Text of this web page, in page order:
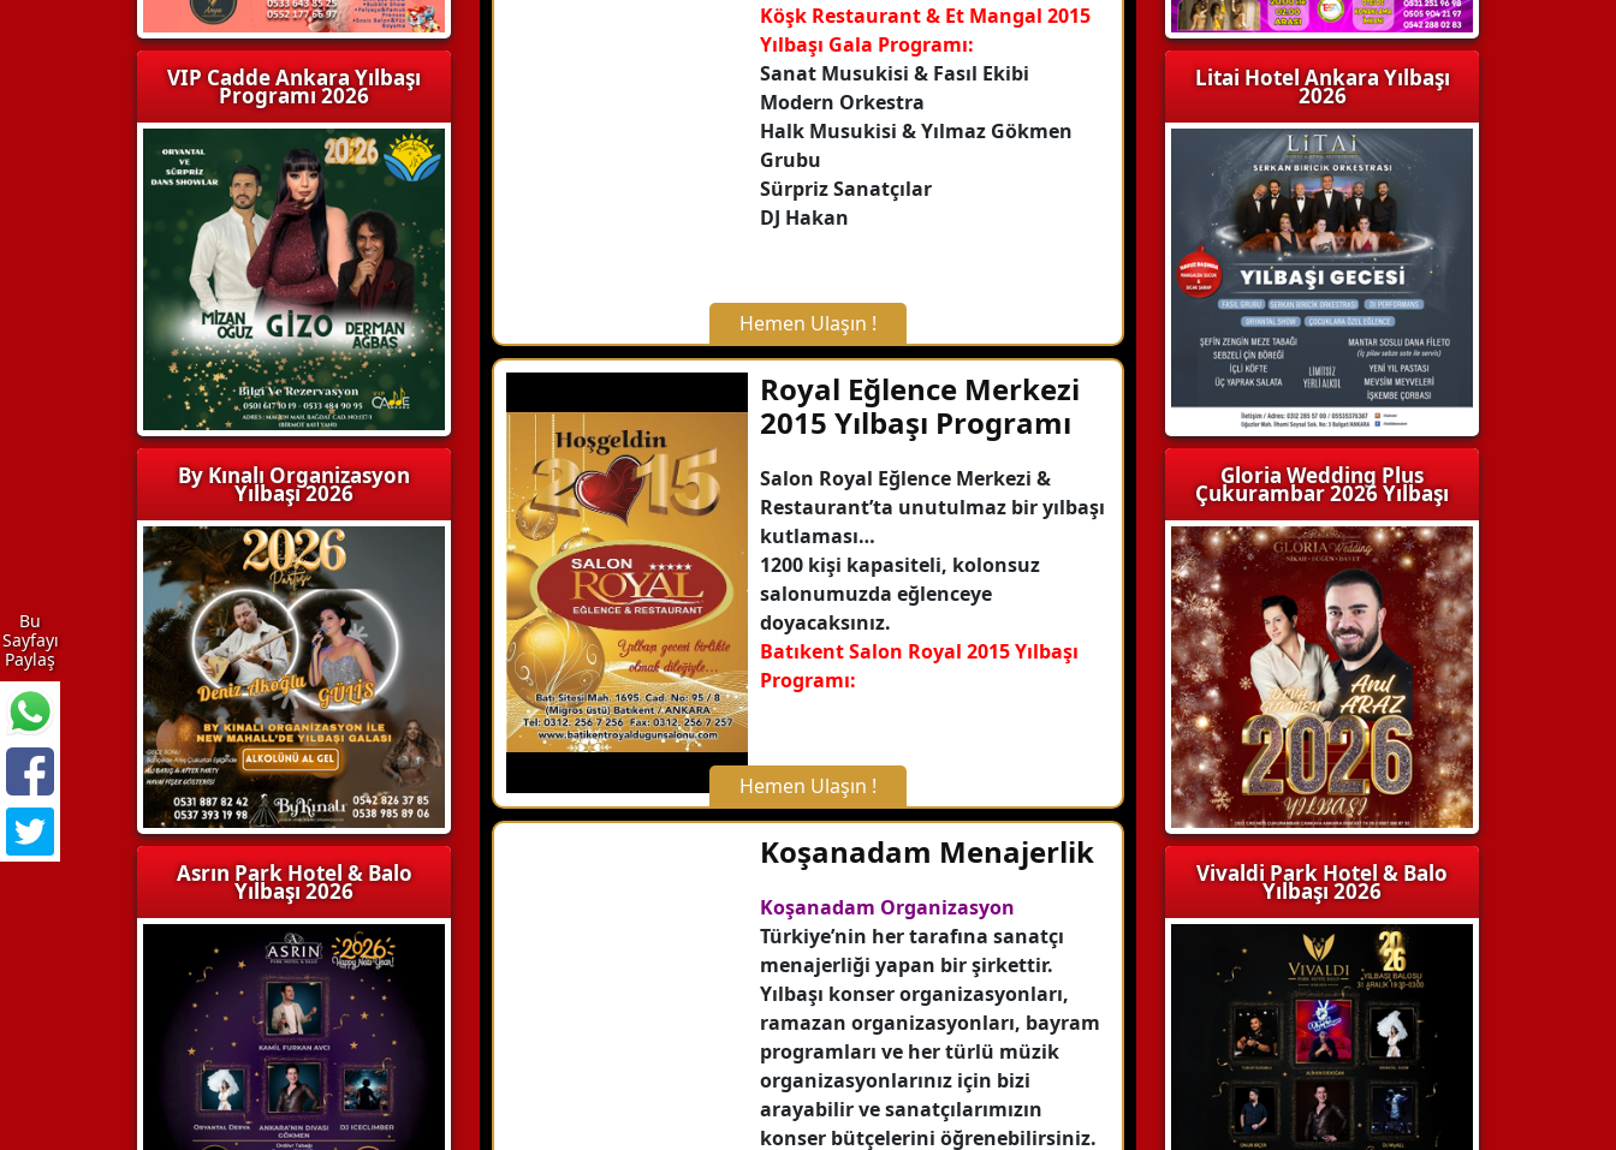
VIP Cadde Ankara Yılbaşı
Programı 2026
By Kınalı Organizasyon
Yılbaşı 2026
Asrın Park Hotel & Balo
Yılbaşı 2026
Köşk Restaurant & Et Mangal 2015
Yılbaşı Gala Programı:
Sanat Musukisi & Fasıl Ekibi
Modern Orkestra
Halk Musukisi & Yılmaz Gökmen
Grubu
Sürpriz Sanatçılar
DJ Hakan
Hemen Ulaşın !
X Kapat
WhatsApp ile Bilgi Alın
Hemen Arayın
Detaylı Bilgi Alın
Royal Eğlence Merkezi
2015 Yılbaşı Programı
Salon Royal Eğlence Merkezi &
Restaurant’ta unutulmaz bir yılbaşı
kutlaması…
1200 kişi kapasiteli, kolonsuz
salonumuzda eğlenceye
doyacaksınız.
Batıkent Salon Royal 2015 Yılbaşı
Programı:
Hemen Ulaşın !
X Kapat
Koşanadam Menajerlik
Koşanadam Organizasyon
Türkiye’nin her tarafına sanatçı
menajerliği yapan bir şirkettir.
Yılbaşı konser organizasyonları,
ramazan organizasyonları, bayram
programları ve her türlü müzik
organizasyonlarınız için bizi
arayabilir ve sanatçılarımızın
konser bütçelerini öğrenebilirsiniz.
Litai Hotel Ankara Yılbaşı
2026
Gloria Wedding Plus
Çukurambar 2026 Yılbaşı
Vivaldi Park Hotel & Balo
Yılbaşı 2026
Bu
Sayfayı
Paylaş